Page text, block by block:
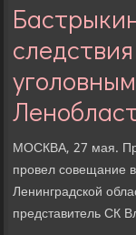
МОСКВА, 27 мая.
провел совещание
Ленинградской
представитель СК